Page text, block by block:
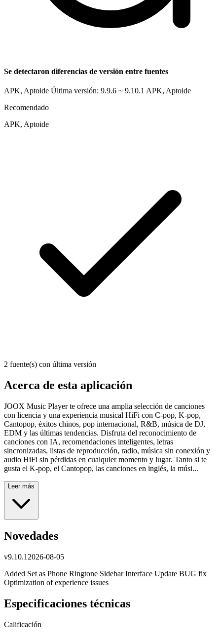
Se detectaron diferencias de versión entre fuentes
APK, Aptoide Última versión: 9.9.6 ~ 9.10.1 APK, Aptoide
Recomendado
APK, Aptoide
2 fuente(s) con última versión
Acerca de esta aplicación
JOOX Music Player te ofrece una amplia selección de canciones
con licencia y una experiencia musical HiFi con C-pop, K-pop,
Cantopop, éxitos chinos, pop internacional, R&B, música de DJ,
EDM y las últimas tendencias. Disfruta del reconocimiento de
canciones con IA, recomendaciones inteligentes, letras
sincronizadas, listas de reproducción, radio, música sin conexión y
audio HiFi sin pérdidas en cualquier momento y lugar. Tanto si te
gusta el K-pop, el Cantopop, las canciones en inglés, la músi...
Leer más
Novedades
v9.10.1 2026-08-05
Added Set as Phone Ringtone Sidebar Interface Update BUG fix
Optimization of experience issues
Especificaciones técnicas
Calificación